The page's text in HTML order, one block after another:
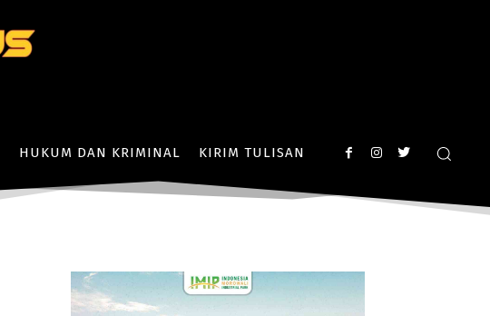
HUKUM DAN KRIMINAL KIRIM TULISAN